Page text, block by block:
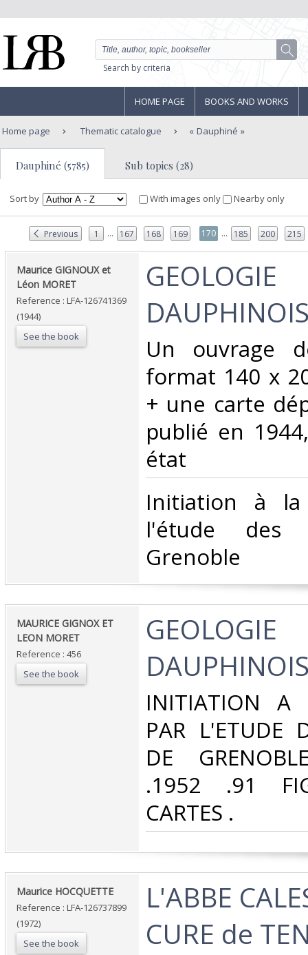
Search by criteria
HOME PAGE BOOKS AND WORKS
Home page Thematic catalogue Dauphiné
Dauphiné (5785) Sub topics (28)
Sort by With images only Nearby only
Previous 1 ... 167 168 169 170 ... 185 200 215
‎Maurice GIGNOUX et
Léon MORET‎
Reference : LFA-126741369
(1944)
See the book
‎GEOLOGIE
‎Un ouvrage
format 140 x
+ une carte
publié en
état‎
‎Initiation à
l'étude des
Grenoble‎
‎MAURICE GIGNOX ET
LEON MORET‎
Reference : 456
See the book
‎GEOLOGIE
‎INITIATION A
PAR L'ETUDE
DE
.1952 .91
CARTES .‎
‎Maurice HOCQUETTE‎
Reference : LFA-126737899
(1972)
See the book
‎L'ABBE
CURE de